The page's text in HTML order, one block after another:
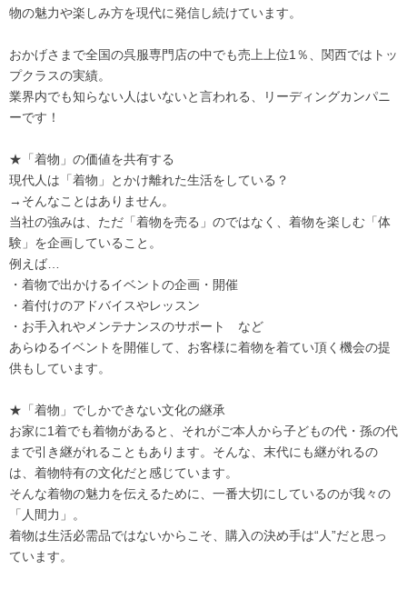
物の魅力や楽しみ方を現代に発信し続けています。
おかげさまで全国の呉服専門店の中でも売上上位1％、関西ではトッ
プクラスの実績。
業界内でも知らない人はいないと言われる、リーディングカンパニ
ーです！
★「着物」の価値を共有する
現代人は「着物」とかけ離れた生活をしている？
→そんなことはありません。
当社の強みは、ただ「着物を売る」のではなく、着物を楽しむ「体
験」を企画していること。
例えば…
・着物で出かけるイベントの企画・開催
・着付けのアドバイスやレッスン
・お手入れやメンテナンスのサポート など
あらゆるイベントを開催して、お客様に着物を着てい頂く機会の提
供もしています。
★「着物」でしかできない文化の継承
お家に1着でも着物があると、それがご本人から子どもの代・孫の代
まで引き継がれることもあります。そんな、末代にも継がれるの
は、着物特有の文化だと感じています。
そんな着物の魅力を伝えるために、一番大切にしているのが我々の
「人間力」。
着物は生活必需品ではないからこそ、購入の決め手は“人”だと思っ
ています。